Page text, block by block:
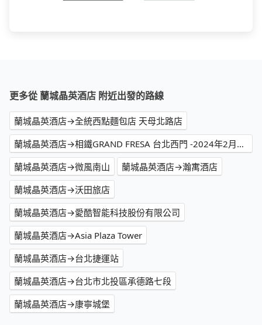
更多從 蘭城晶英酒店 附近出發的路線
蘭城晶英酒店→全統西點麵包店 天母北路店
蘭城晶英酒店→相鐵GRAND FRESA 台北西門 -2024年2月開幕
蘭城晶英酒店→微風南山
蘭城晶英酒店→瀚寓酒店
蘭城晶英酒店→沃田旅店
蘭城晶英酒店→愛酷智能科技股份有限公司
蘭城晶英酒店→Asia Plaza Tower
蘭城晶英酒店→台北捷運站
蘭城晶英酒店→台北市北投區承德路七段
蘭城晶英酒店→康寧城堡